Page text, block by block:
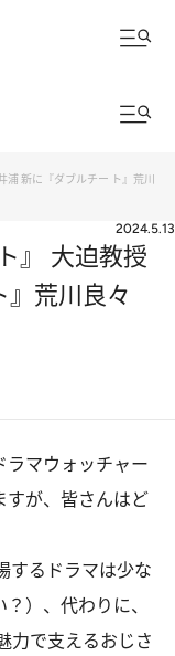
浦 新に『ダブルチー ト』荒川
2024.5.13
』 大迫教授
荒川良々
マウォッチャー
すが、皆さんはど
するドラマは少な
）、代わりに、
力で支えるおじさ